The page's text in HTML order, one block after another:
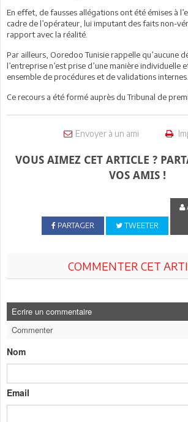
En effet, de fausses allégations ont été émises à
cadre de l’opérateur, lui imputant des faits non-
rapport avec la réalité.
Par ailleurs, Ooredoo Tunisie rappelle qu’aucune
l’entreprise n’est prise d’une manière individuelle
ensemble de procédures et de validations internes.
Ce recours a été formé auprès du Tribunal de
Envoyer à un ami
VOUS AIMEZ CET ARTICLE ?
VOS AMIS !
PARTAGER TWEETER
COMMENTER CET
Ecrire un commentaire
Commenter
Nom
Email